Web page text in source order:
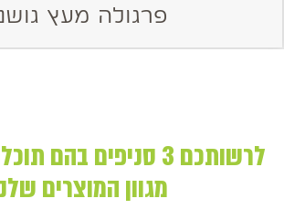
פרגולה מעץ
לרשותכם 3 סניפים
מגוון המוצרים